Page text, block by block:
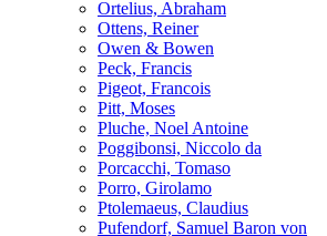
Ortelius, Abraham
Ottens, Reiner
Owen & Bowen
Peck, Francis
Pigeot, Francois
Pitt, Moses
Pluche, Noel Antoine
Poggibonsi, Niccolo da
Porcacchi, Tomaso
Porro, Girolamo
Ptolemaeus, Claudius
Pufendorf, Samuel Baron von